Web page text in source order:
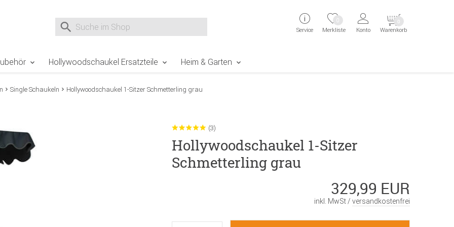
Suche nach
Service Merkliste
0
Konto Warenkorb
0
Hollywoodschaukel Ersatzteile Heim & Garten
Single Schaukeln Hollywoodschaukel 1-Sitzer Schmetterling grau
(3)
Hollywoodschaukel 1-Sitzer
Schmetterling grau
329,99 EUR
inkl. MwSt / versandkostenfrei